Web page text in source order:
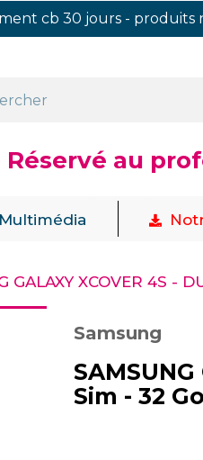
cb 30 jours - produits
Réservé au
Multimédia
GALAXY XCOVER 4S -
Samsung
SAMSUNG
Sim - 32